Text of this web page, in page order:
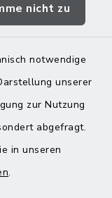
nicht zu
notwendige
unserer
zur Nutzung
abgefragt.
in unseren
.